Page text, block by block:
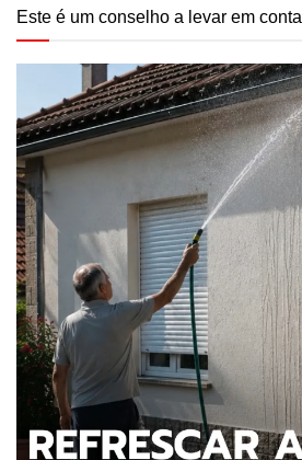
Este é um conselho a levar em conta